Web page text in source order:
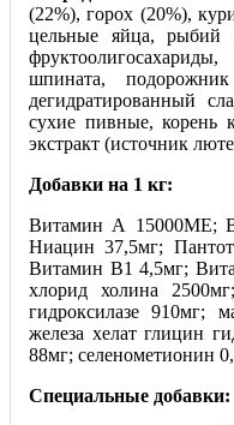
(22%), горох (20%),
цельные яйца, рыбий
шпината,
дегидратированный
сухие пивные, корень
экстракт (источник
Добавки на 1 кг:
Витамин А 15000МЕ;
Ниацин 37,5мг;
Витамин В1 4,5мг;
хлорид холина
гидроксилазе 910мг;
железа хелат глицин
88мг; селенометионин
Специальные добавки: